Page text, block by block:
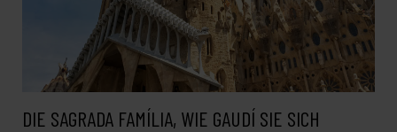
DIE SAGRADA FAMÍLIA, WIE GAUDÍ SIE SICH